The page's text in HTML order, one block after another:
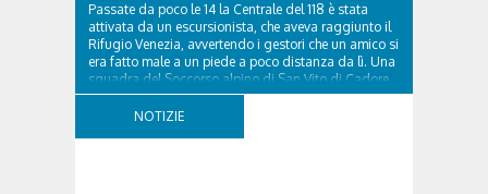
Passate da poco le 14 la Centrale del 118 è stata
attivata da un escursionista, che aveva raggiunto il
Rifugio Venezia, avvertendo i gestori che un amico si
era fatto male a un piede a poco distanza da lì. Una
squadra del Soccorso alpino di San Vito di Cadore
ha quindi raggiunto l'infortunato...
NOTIZIE